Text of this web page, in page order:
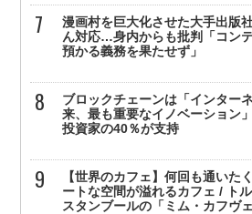
漫画村を巨大化させた大手出版
ん対応…身内からも批判「コン
預かる義務を果たせず」
ブロックチェーンは「インター
来、最も重要なイノベーション
投資家の40％が支持
【世界のカフェ】何回も通いた
ートな空間が溢れるカフェ / ト
スタンブールの「ミム・カフヴェ